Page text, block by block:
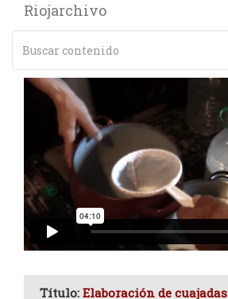
Riojarchivo
Título: Elaboración de cuajadas